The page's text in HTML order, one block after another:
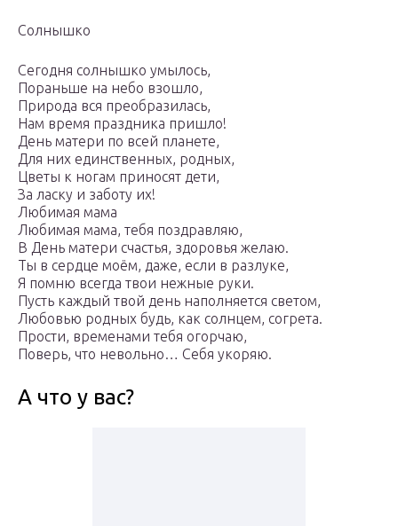
Солнышко
Сегодня солнышко умылось,
Пораньше на небо взошло,
Природа вся преобразилась,
Нам время праздника пришло!
День матери по всей планете,
Для них единственных, родных,
Цветы к ногам приносят дети,
За ласку и заботу их!
Любимая мама
Любимая мама, тебя поздравляю,
В День матери счастья, здоровья желаю.
Ты в сердце моём, даже, если в разлуке,
Я помню всегда твои нежные руки.
Пусть каждый твой день наполняется светом,
Любовью родных будь, как солнцем, согрета.
Прости, временами тебя огорчаю,
Поверь, что невольно… Себя укоряю.
А что у вас?